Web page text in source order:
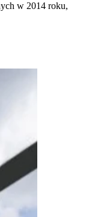
w 2014 roku,